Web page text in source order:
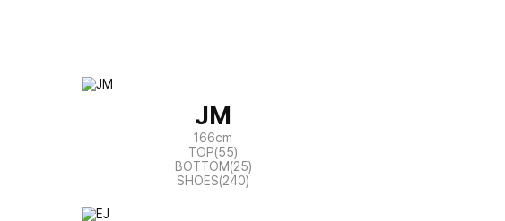
JM
166cm
TOP(55)
BOTTOM(25)
SHOES(240)